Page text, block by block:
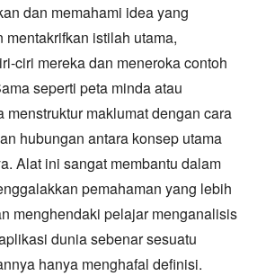
dan memahami idea yang
mentakrifkan istilah utama,
ciri mereka dan meneroka contoh
seperti peta minda atau
menstruktur maklumat dengan cara
hubungan antara konsep utama
Alat ini sangat membantu dalam
pemahaman yang lebih
menghendaki pelajar menganalisis
dunia sebenar sesuatu
hanya menghafal definisi.